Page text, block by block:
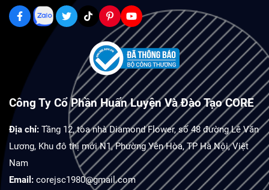
Công Ty Cổ Phần Huấn Luyện Và Đào Tạo CORE
Địa chỉ: Tầng 12, tòa nhà Diamond Flower, số 48 đường Lê Văn
Lương, Khu đô thị mới N1, Phường Yên Hòa, TP Hà Nội, Việt
Nam
Email: corejsc1980@gmail.com